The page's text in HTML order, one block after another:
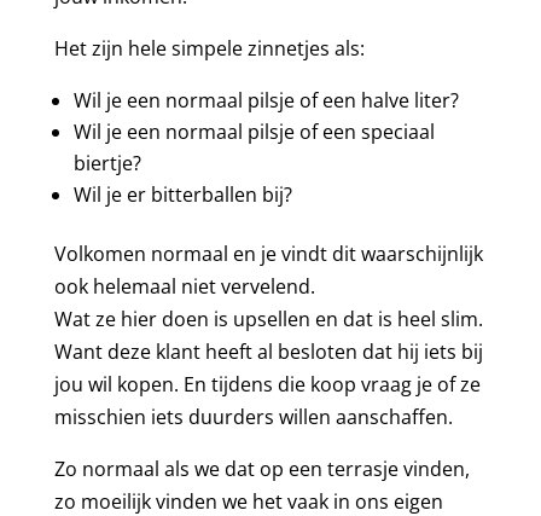
Het zijn hele simpele zinnetjes als:
Wil je een normaal pilsje of een halve liter?
Wil je een normaal pilsje of een speciaal
biertje?
Wil je er bitterballen bij?
Volkomen normaal en je vindt dit waarschijnlijk
ook helemaal niet vervelend.
Wat ze hier doen is upsellen en dat is heel slim.
Want deze klant heeft al besloten dat hij iets bij
jou wil kopen. En tijdens die koop vraag je of ze
misschien iets duurders willen aanschaffen.
Zo normaal als we dat op een terrasje vinden,
zo moeilijk vinden we het vaak in ons eigen